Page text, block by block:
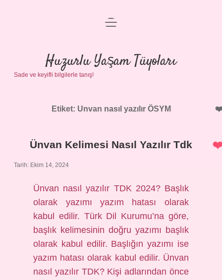
Anasayfa
Gizlilik Politikası
Yasal Uyarı
menüyü
Huzurlu Yaşam Tüyoları
Sade ve keyifli bilgilerle tanış!
Etiket: Unvan nasıl yazılır ÖSYM
Ünvan Kelimesi Nasıl Yazılır Tdk
Tarih: Ekim 14, 2024
Ünvan nasıl yazılır TDK 2024? Başlık
olarak yazımı yazım hatası olarak
kabul edilir. Türk Dil Kurumu’na göre,
başlık kelimesinin doğru yazımı başlık
olarak kabul edilir. Başlığın yazımı ise
yazım hatası olarak kabul edilir. Ünvan
nasıl yazılır TDK? Kişi adlarından önce